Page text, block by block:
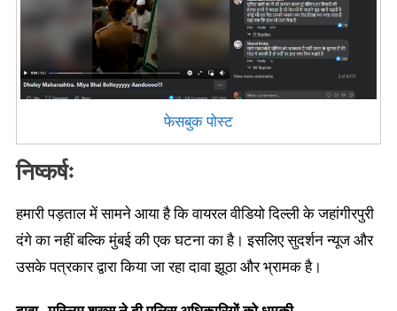
फेसबुक पोस्ट
निष्कर्षः
हमारी पड़ताल में सामने आया है कि वायरल वीडियो दिल्ली के जहांगीरपुरी
दंगे का नहीं बल्कि मुंबई की एक घटना का है। इसलिए सुदर्शन न्यूज और
उसके पत्रकार द्वारा किया जा रहा दावा झूठा और भ्रामक है।